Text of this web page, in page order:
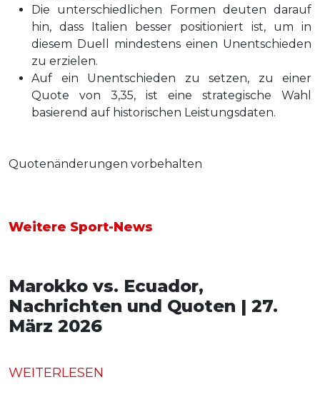
Die unterschiedlichen Formen deuten darauf
hin, dass Italien besser positioniert ist, um in
diesem Duell mindestens einen Unentschieden
zu erzielen.
Auf ein Unentschieden zu setzen, zu einer
Quote von 3,35, ist eine strategische Wahl
basierend auf historischen Leistungsdaten.
Quotenänderungen vorbehalten
Weitere Sport-News
Marokko vs. Ecuador,
Nachrichten und Quoten | 27.
März 2026
WEITERLESEN